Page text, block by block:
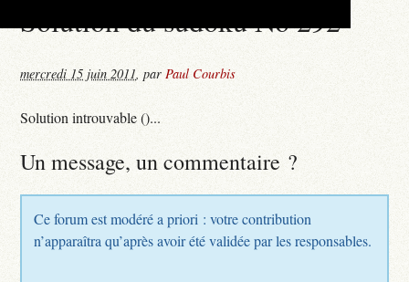
Solution du sudoku No 292
mercredi 15 juin 2011,parPaul Courbis
Solution introuvable ()...
Un message, un commentaire ?
Ce forum est modéré a priori : votre contribution
n’apparaîtra qu’après avoir été validée par les responsables.